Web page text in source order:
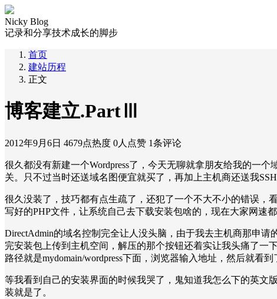
Nicky Blog
记录和分享技术成长的脚步
首页
建站历程
正文
博客建立.PartⅢ
2012年9月6日 4679点热度 0人点赞 1条评论
很久都没有新建一个Wordpress了，今天无聊就拿朋友给我的一
关。只不过当时还送域名图便宜就买了，再加上主机商还送我
很久没装了，技巧都有点生疏了，还犯了一个不大不小的错误，
写好的PHP文件，让系统自己去下载安装包啥的，现在大家网速
DirectAdmin的域名控制完全让人没头脑，由于我去主机商那申请
完安装包上传到主机空间，解压的那个按钮还着实让我头痛了一
路径就是mydomain/wordpress下面，浏览器输入地址，然后就看到
等我看到自己的安装界面的时候我哭了，鬼知道我怎么下的英文
装就是了。